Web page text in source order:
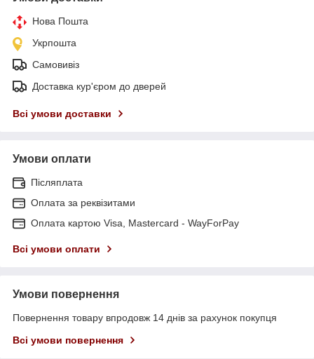
Нова Пошта
Укрпошта
Самовивіз
Доставка кур'єром до дверей
Всі умови доставки
Умови оплати
Післяплата
Оплата за реквізитами
Оплата картою Visa, Mastercard - WayForPay
Всі умови оплати
Умови повернення
Повернення товару впродовж 14 днів за рахунок покупця
Всі умови повернення